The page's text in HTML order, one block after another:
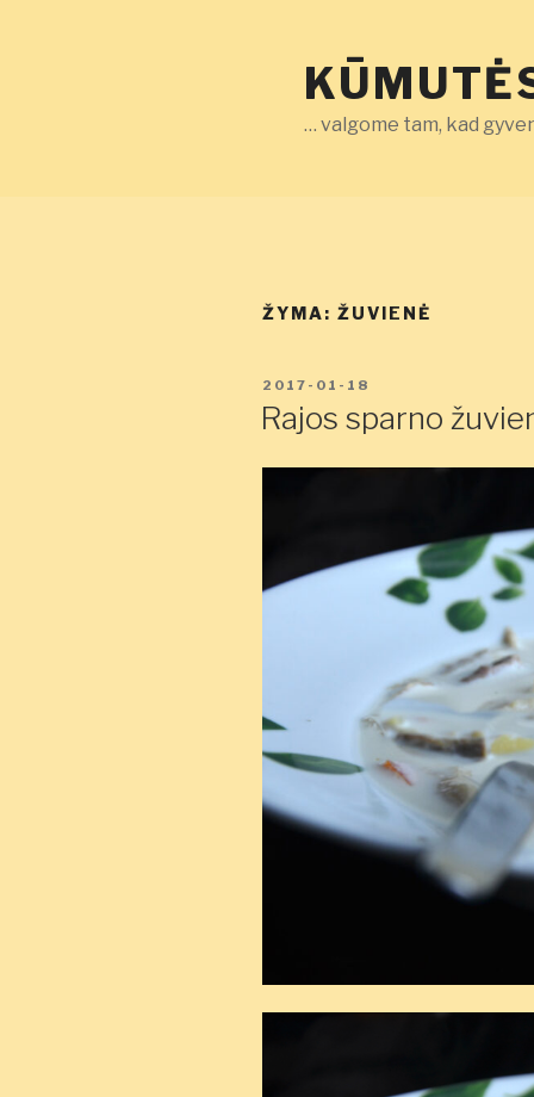
… valgome tam, kad
ŽYMA: ŽUVIENĖ
PASKELBTA
2017-01-18
Rajos sparno